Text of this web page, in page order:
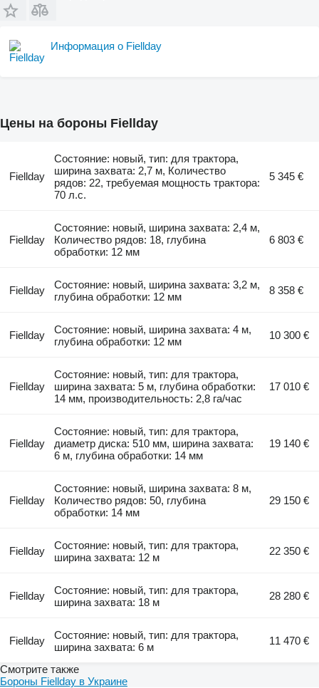
Информация о Fiellday
Цены на бороны Fiellday
Fiellday
Состояние: новый, тип: для трактора,
ширина захвата: 2,7 м, Количество
рядов: 22, требуемая мощность трактора:
70 л.с.
5 345 €
Fiellday
Состояние: новый, ширина захвата: 2,4 м,
Количество рядов: 18, глубина
обработки: 12 мм
6 803 €
Fiellday
Состояние: новый, ширина захвата: 3,2 м,
глубина обработки: 12 мм
8 358 €
Fiellday
Состояние: новый, ширина захвата: 4 м,
глубина обработки: 12 мм
10 300 €
Fiellday
Состояние: новый, тип: для трактора,
ширина захвата: 5 м, глубина обработки:
14 мм, производительность: 2,8 га/час
17 010 €
Fiellday
Состояние: новый, тип: для трактора,
диаметр диска: 510 мм, ширина захвата:
6 м, глубина обработки: 14 мм
19 140 €
Fiellday
Состояние: новый, ширина захвата: 8 м,
Количество рядов: 50, глубина
обработки: 14 мм
29 150 €
Fiellday
Состояние: новый, тип: для трактора,
ширина захвата: 12 м
22 350 €
Fiellday
Состояние: новый, тип: для трактора,
ширина захвата: 18 м
28 280 €
Fiellday
Состояние: новый, тип: для трактора,
ширина захвата: 6 м
11 470 €
Смотрите также
Бороны Fiellday в Украине